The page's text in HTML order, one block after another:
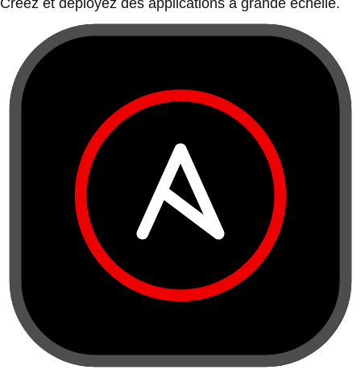
Créez et déployez des applications à grande échelle.